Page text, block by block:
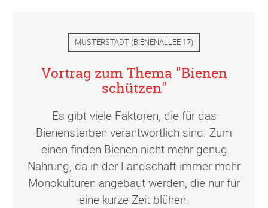
MUSTERSTADT (BIENENALLEE 17)
Vortrag zum Thema "Bienen
schützen"
Es gibt viele Faktoren, die für das
Bienensterben verantwortlich sind. Zum
einen finden Bienen nicht mehr genug
Nahrung, da in der Landschaft immer mehr
Monokulturen angebaut werden, die nur für
eine kurze Zeit blühen.